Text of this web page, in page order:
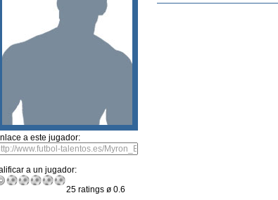
a este jugador:
a un jugador:
25 ratings ø 0.6